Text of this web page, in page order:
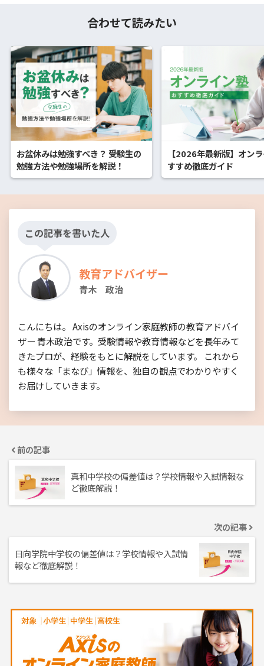
合わせて読みたい
お盆休みは勉強すべき？ 受験生の
勉強方法や勉強場所を解説！
【2026年最新版】オン
すすめ徹底ガイド
この記事を書いた人
教育アドバイザー
青木 政治
こんにちは。 Axisのオンライン家庭教師の教育アドバイ
ザー 青木政治です。受験情報や教育情報などを長年みて
きたプロが、経験をもとに解説をしています。 これから
も様々な「まなび」情報を、独自の観点でわかりやすく
お届けしていきます。
前の記事
真和中学校の偏差値は？学校情報や入試情報な
ど徹底解説！
次の記事
日向学院中学校の偏差値は？学校情報や入試情
報など徹底解説！